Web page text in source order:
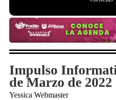
Impulso
de Marzo de 2022
Yessica Webmaster